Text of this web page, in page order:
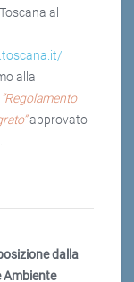
al
alla
“Regolamento
approvato
dalla
Ambiente